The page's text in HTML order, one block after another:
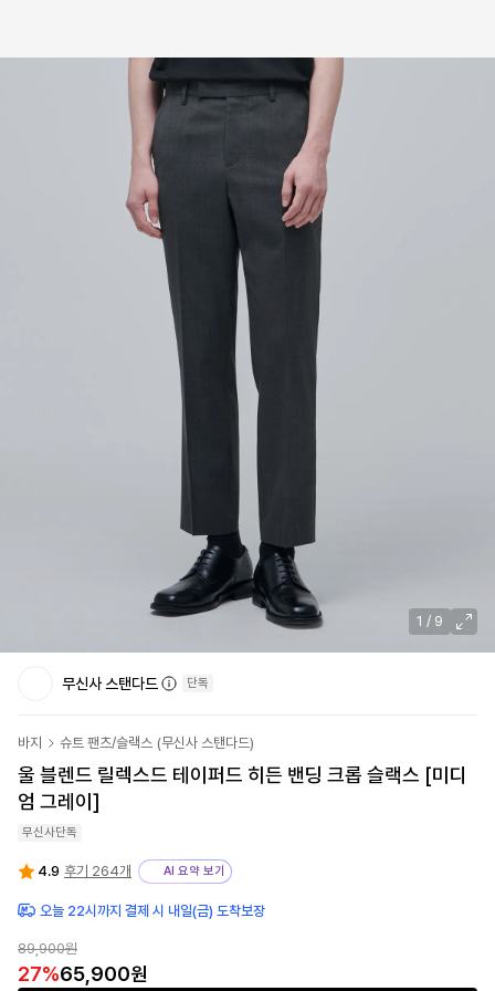
1 / 9
무신사 스탠다드 단독
바지 슈트 팬츠/슬랙스 (무신사 스탠다드)
울 블렌드 릴렉스드 테이퍼드 히든 밴딩 크롭 슬랙스 [미디
엄 그레이]
무신사단독
4.9 후기 264개 AI 요약 보기
오늘 22시까지 결제 시 내일(금) 도착보장
89,900원
27%65,900원